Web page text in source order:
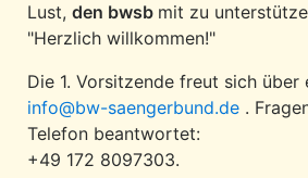
Lust, den bwsb mit zu
"Herzlich willkommen!"
Die 1. Vorsitzende freut sich über
info@bw-saengerbund.de .
Telefon beantwortet:
+49 172 8097303.